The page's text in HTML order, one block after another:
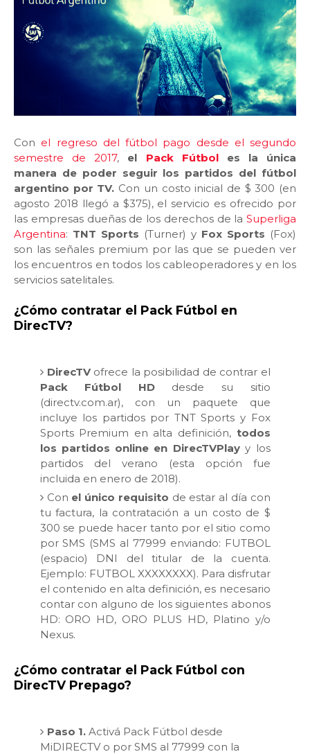
Con el regreso del fútbol pago desde el segundo
semestre de 2017, el Pack Fútboles la única
manera de poder seguir los partidos del fútbol
argentino por TV. Con un costo inicial de $ 300 (en
agosto 2018 llegó a $375), el servicio es ofrecido por
las empresas dueñas de los derechos de la Superliga
Argentina: TNT Sports (Turner) y Fox Sports (Fox)
son las señales premium por las que se pueden ver
los encuentros en todos los cableoperadores y en los
servicios satelitales.
¿Cómo contratar el Pack Fútbol en
DirecTV?
DirecTVofrece la posibilidad de contrar el
Pack Fútbol HDdesde su sitio
(directv.com.ar), con un paquete que
incluye los partidos por TNT Sports y Fox
Sports Premium en alta definición,todos
los partidos online en DirecTVPlayy los
partidos del verano (esta opción fue
incluida en enero de 2018).
Con el único requisito de estar al día con
tu factura, la contratación a un costo de $
300 se puede hacer tanto por el sitio como
por SMS (SMS al 77999 enviando: FUTBOL
(espacio) DNI del titular de la cuenta.
Ejemplo: FUTBOL XXXXXXXX). Para disfrutar
el contenido en alta definición, es necesario
contar con alguno de los siguientes abonos
HD: ORO HD, ORO PLUS HD, Platino y/o
Nexus.
¿Cómo contratar el Pack Fútbol con
DirecTV Prepago?
Paso 1. Activá Pack Fútbol desde
MiDIRECTV o por SMS al 77999 con la